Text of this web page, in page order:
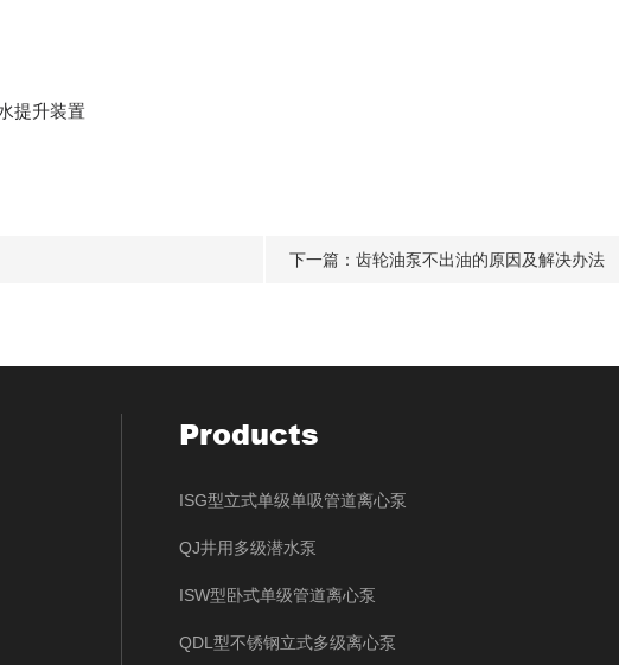
提升装置
下一篇： 齿轮油泵不出油的原因及解决办法
Products
ISG型立式单级单吸管道离心泵
QJ井用多级潜水泵
ISW型卧式单级管道离心泵
QDL型不锈钢立式多级离心泵